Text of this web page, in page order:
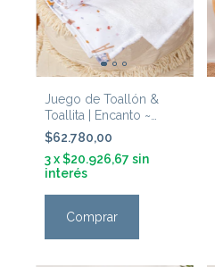
Juego de Toallón &
Toallita | Encanto ~
'Plaza'
$62.780,00
3x$20.926,67 sin
interés
Comprar